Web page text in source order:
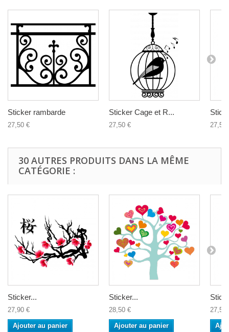
Sticker rambarde
27,50 €
Sticker Cage et R...
27,50 € 27,50
30 AUTRES PRODUITS DANS LA MÊME
CATÉGORIE :
Sticker...
27,90 €
Ajouter au panier
Sticker...
28,50 €
Ajouter au panier
27,50